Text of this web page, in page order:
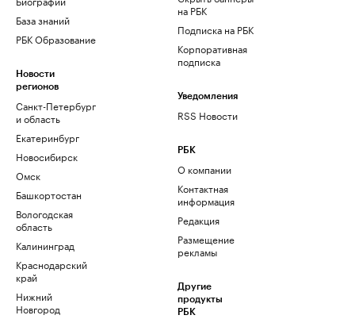
База знаний
РБК Образование
Новости
регионов
Санкт-Петербург
и область
Екатеринбург
Новосибирск
Омск
Башкортостан
Вологодская
область
Калининград
Краснодарский
край
Нижний
Новгород
на РБК
Подписка на РБК
Корпоративная
подписка
Уведомления
RSS Новости
РБК
О компании
Контактная
информация
Редакция
Размещение
рекламы
Другие
продукты
РБК